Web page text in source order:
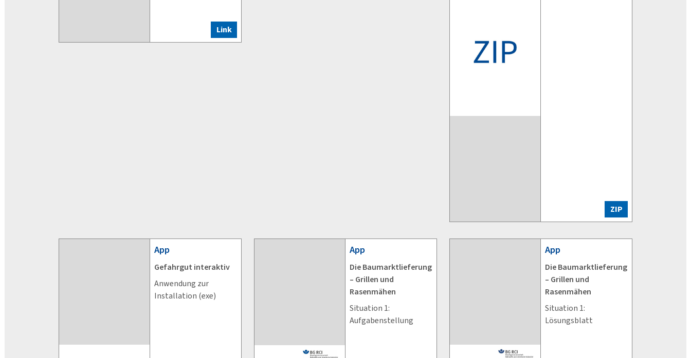
Link
ZIP
App
Gefahrgut interaktiv
Anwendung zur
Installation (exe)
App
Die Baumarktlieferung
– Grillen und
Rasenmähen
Situation 1:
Aufgabenstellung
App
Die Baumarktlieferung
– Grillen und
Rasenmähen
Situation 1:
Lösungsblatt